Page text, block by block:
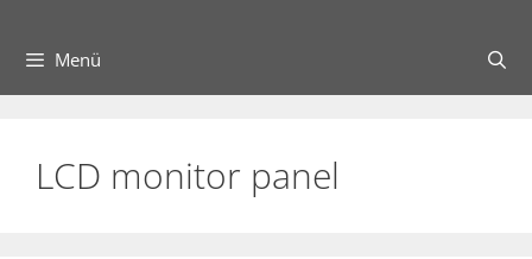
Menü
LCD monitor panel